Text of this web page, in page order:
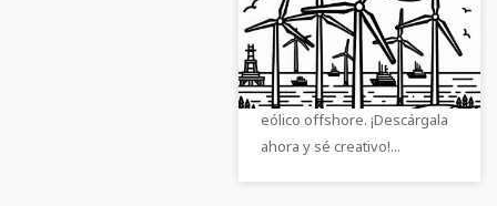
gratis
Deja que los colores brillen
con nuestra plantilla de
pintura gratuita del parque
eólico offshore. ¡Descárgala
ahora y sé creativo!...